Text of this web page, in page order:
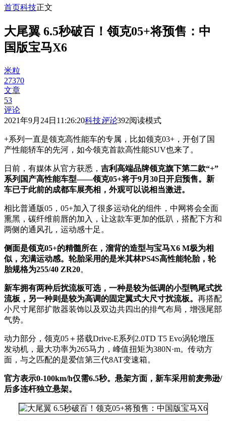
首页科技正文
大尾翼 6.5秒破百！领克05+将预售：中
国版宝马X6
米粒
27370
文章
53
评论
2021年9月24日11:26:20科技评论392阅读模式
+系列一直是领克高性能车的专属，比如领克03+，开创了国
产性能轿车的先河，如今领克首款高性能SUV也来了。
日前，有媒体从官方获悉， 吉利高端品牌领克旗下第二款“+”
系列国产高性能车型——领克05+将于9月30日开启预售。新
车已于此前的成都车展亮相，外观可以说相当激进。
相比普通版05，05+加入了很多运动化的组件，中网将会全面
熏黑，碳纤维前唇的加入，让这款车更加的低趴，搭配下方和
两侧的通风孔，运动感十足。
侧面是领克05+的精髓所在，溜背的造型与宝马X6 M极为相
似，充满运动感。轮胎采用的是米其林PS4S高性能轮胎，轮
胎规格为255/40 ZR20。
新车拥有两种后扰流板可选，一种是较为低调的小型鸭尾式扰
流板，另一种则是较为高调的固定翼式大尺寸扰流板。 再搭配
小尺寸尾部扩散器装饰以及双边共四出的排气布局，增强尾部
气势。
动力部分，领克05＋搭载Drive-E系列2.0TD T5 Evo涡轮增压
发动机，最大功率为265马力，峰值扭矩为380N·m。传动方
面，与之匹配的是爱信第三代8AT变速箱。
官方表示0-100km/h仅需6.5秒。悬架方面，新车采用前麦弗逊/
后多连杆独立悬架。